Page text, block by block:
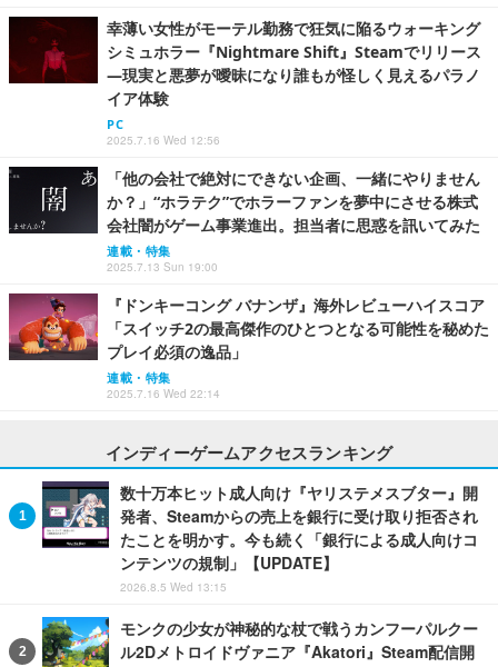
幸薄い女性がモーテル勤務で狂気に陥るウォーキング
シミュホラー『Nightmare Shift』Steamでリリース
―現実と悪夢が曖昧になり誰もが怪しく見えるパラノ
イア体験
PC
2025.7.16 Wed 12:56
「他の会社で絶対にできない企画、一緒にやりません
か？」“ホラテク”でホラーファンを夢中にさせる株式
会社闇がゲーム事業進出。担当者に思惑を訊いてみた
連載・特集
2025.7.13 Sun 19:00
『ドンキーコング バナンザ』海外レビューハイスコア
「スイッチ2の最高傑作のひとつとなる可能性を秘めた
プレイ必須の逸品」
連載・特集
2025.7.16 Wed 22:14
インディーゲームアクセスランキング
数十万本ヒット成人向け『ヤリステメスブター』開
発者、Steamからの売上を銀行に受け取り拒否され
たことを明かす。今も続く「銀行による成人向けコ
ンテンツの規制」【UPDATE】
2026.8.5 Wed 13:15
モンクの少女が神秘的な杖で戦うカンフーパルクー
ル2Dメトロイドヴァニア『Akatori』Steam配信開